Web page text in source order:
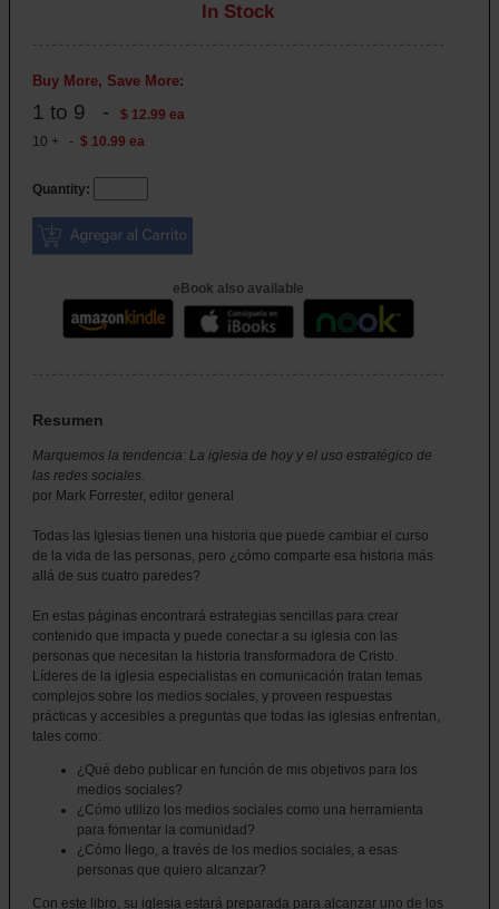
In Stock
Buy More, Save More:
1 to 9 -
$ 12.99 ea
10 + - $ 10.99 ea
Quantity:
eBook also available
Resumen
Marquemos la tendencia: La iglesia de hoy y el uso estratégico de
las redes sociales.
por Mark Forrester, editor general
Todas las Iglesias tienen una historia que puede cambiar el curso
de la vida de las personas, pero ¿cómo comparte esa historia más
allá de sus cuatro paredes?
En estas páginas encontrará estrategias sencillas para crear
contenido que impacta y puede conectar a su iglesia con las
personas que necesitan la historia transformadora de Cristo.
Líderes de la iglesia especialistas en comunicación tratan temas
complejos sobre los medios sociales, y proveen respuestas
prácticas y accesibles a preguntas que todas las iglesias enfrentan,
tales como:
¿Qué debo publicar en función de mis objetivos para los
medios sociales?
¿Cómo utilizo los medios sociales como una herramienta
para fomentar la comunidad?
¿Cómo llego, a través de los medios sociales, a esas
personas que quiero alcanzar?
Con este libro, su iglesia estará preparada para alcanzar uno de los